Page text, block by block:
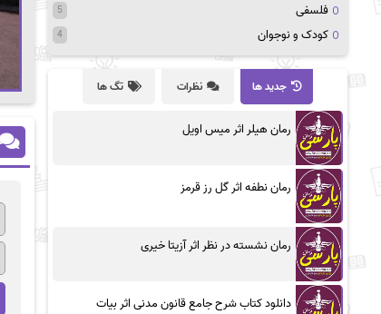
فلسفی 5
کودک و نوجوان 4
جدید ها نظرات تگ ها
رمان هیلر اثر میس اویل
رمان نطفه اثر گل رز قرمز
رمان نشسته در نظر اثر آزیتا خیری
دانلود کتاب شرح جامع قانون مدنی اثر بیات